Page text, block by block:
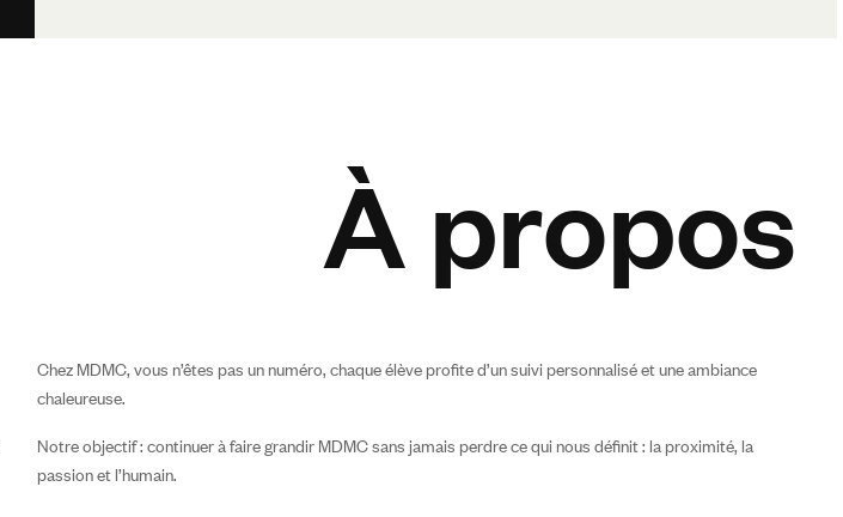
À propos
Chez MDMC, vous n’êtes pas un numéro, chaque élève profite d’un suivi personnalisé et une ambiance
chaleureuse.
Notre objectif : continuer à faire grandir MDMC sans jamais perdre ce qui nous définit : la proximité, la
passion et l’humain.